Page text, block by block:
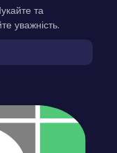
та
уважність.